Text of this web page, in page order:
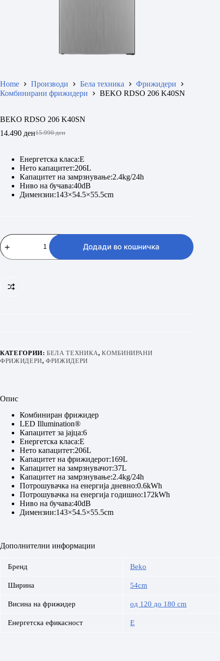
Home Производи Бела техника
Фрижидери
Комбинирани фрижидери
BEKO RDSO 206 K40SN
BEKO RDSO 206 K40SN
15.990ден
Original
15.990 ден.
14.490 денCurrent
14.490 ден.
Енергетска класа:E
Нето капацитет:206L
Капацитет на замрзнување:2.4kg/24h
Ниво на бучава:40dB
Димензии:143×54.5×55.5cm
BEKO
RDSO
206
Додади во кошничка
КАТЕГОРИИ:БЕЛА ТЕХНИКА,КОМБИНИРАНИ
ФРИЖИДЕРИ,ФРИЖИДЕРИ
Опис
Комбиниран фрижидер
LED Illumination®
Капацитет за јајца:6
Енергетска класа:E
Нето капацитет:206L
Капацитет на фрижидерот:169L
Капацитет на замрзнувачот:37L
Капацитет на замрзнување:2.4kg/24h
Потрошувачка на енергија дневно:0.6kWh
Потрошувачка на енергија годишно:172kWh
Ниво на бучава:40dB
Димензии:143×54.5×55.5cm
Дополнителни информации
Бренд Beko
Ширина 54cm
Висина на фрижидер од 120 до 180 cm
Енергетска ефикасност E